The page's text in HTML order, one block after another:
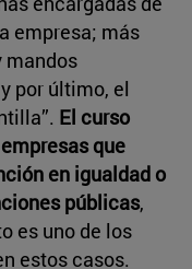
empresa; más
mandos
por último, el
El curso
que
en igualdad o
públicas,
es uno de los
estos casos.